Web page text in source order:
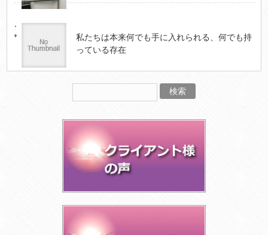
私たちは本来何でも手に入れられる、何でも持
っている存在